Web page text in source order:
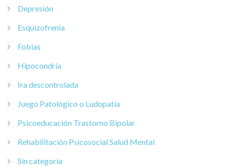
Depresión
Esquizofrenia
Fobias
Hipocondría
Ira descontrolada
Juego Patológico o Ludopatía
Psicoeducación Trastorno Bipolar
Rehabilitación Psicosocial Salud Mental
Sin categoría